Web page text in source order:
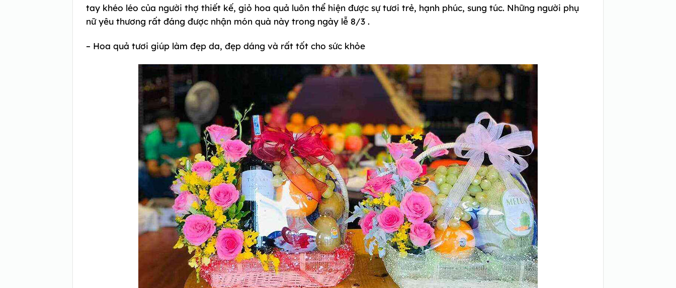
tay khéo léo của người thợ thiết kế, giỏ hoa quả luôn thể hiện được sự tươi trẻ, hạnh phúc, sung túc. Những người phụ
nữ yêu thương rất đáng được nhận món quà này trong ngày lễ 8/3 .
– Hoa quả tươi giúp làm đẹp da, đẹp dáng và rất tốt cho sức khỏe